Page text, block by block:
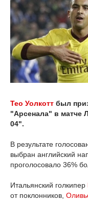
Тео Уолкотт был
"Арсенала" в матче
04".
В результате
выбран английский
проголосовало 36%
Итальянский голкипер
от поклонников,